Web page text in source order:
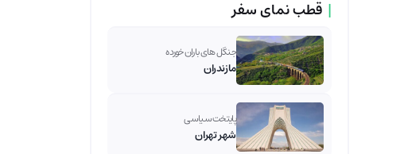
| قطب نمای سفر
جنگل های باران خورده
مازندران
پایتخت سیاسی
شهر تهران